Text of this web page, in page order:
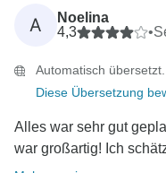
weiterhin ein gutes
Art von Reisenden
würden uns freuen,
spannenden
A
Noelina
4,3
•
Automatisch übersetzt.
Diese Übersetzung
Alles war sehr gut
war großartig! Ich